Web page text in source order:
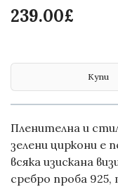
239.00£
Купи
Пленителна и
зелени циркони е
всяка изискана
сребро проба 925,